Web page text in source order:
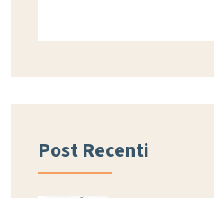
Post Recenti